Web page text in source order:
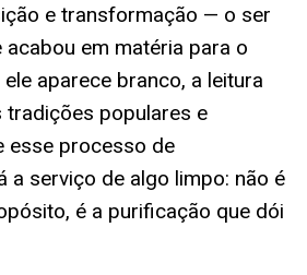
e transformação — o ser
em matéria para o
aparece branco, a leitura
tradições populares e
esse processo de
a serviço de algo limpo: não é
é a purificação que dói